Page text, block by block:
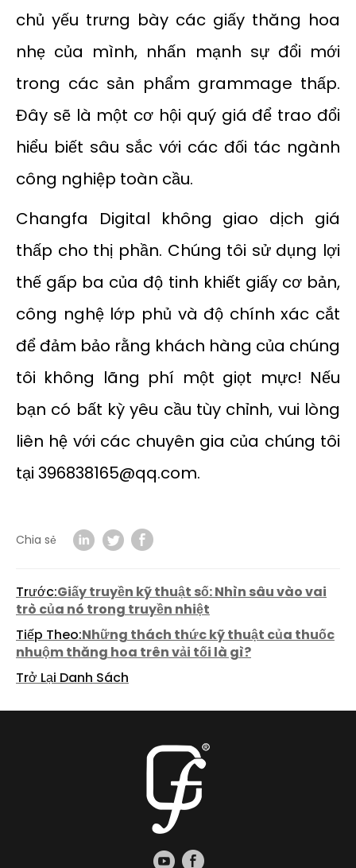
chủ yếu trưng bày các giấy thăng hoa
nhẹ của mình, nhấn mạnh sự đổi mới
trong các sản phẩm grammage thấp.
Đây sẽ là một cơ hội quý giá để trao đổi
hiểu biết sâu sắc với các đối tác ngành
công nghiệp toàn cầu.
Changfa Digital không giao dịch giá
thấp cho thị phần. Chúng tôi sử dụng lợi
thế gấp ba của độ tinh khiết giấy cơ bản,
công nghệ lớp phủ và độ chính xác cắt
để đảm bảo rằng khách hàng của chúng
tôi không lãng phí một giọt mực! Nếu
bạn có bất kỳ yêu cầu tùy chỉnh, vui lòng
liên hệ với các chuyên gia của chúng tôi
tại 396838165@qq.com.
Chia sẻ
Trước:Giấy truyền kỹ thuật số: Nhìn sâu vào vai
trò của nó trong truyền nhiệt
Tiếp Theo:Những thách thức kỹ thuật của thuốc
nhuộm thăng hoa trên vải tối là gì?
Trở Lại Danh Sách